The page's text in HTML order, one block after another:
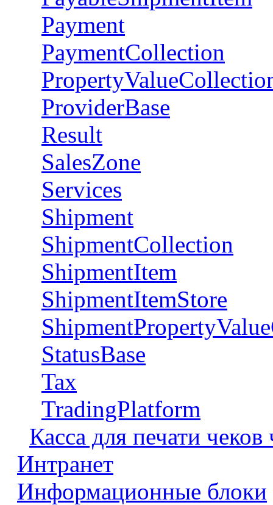
Payment
PaymentCollection
ProviderBase
Result
SalesZone
Services
Shipment
ShipmentCollection
ShipmentItem
ShipmentItemStore
StatusBase
Tax
TradingPlatform
Касса для печати
Интранет
Информационные блоки